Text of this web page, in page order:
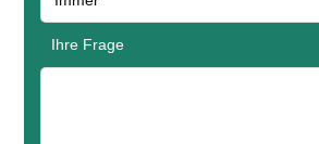
Ihre Frage